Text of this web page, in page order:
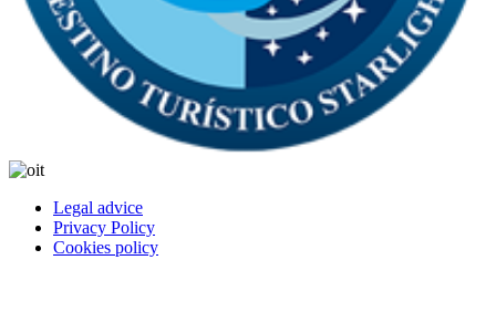
Legal advice
Privacy Policy
Cookies policy